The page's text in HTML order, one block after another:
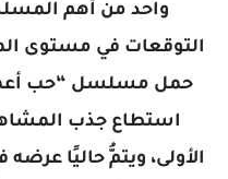
واحد من أهم
التوقعات في مستوى
حمل مسلسل “حب
استطاع جذب
الأولى، ويتمُّ حاليًا